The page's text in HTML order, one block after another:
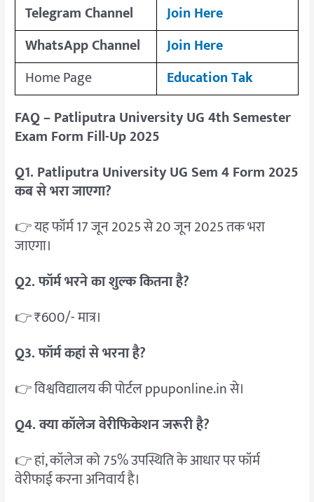
Telegram Channel
Join Here
WhatsApp Channel
Join Here
Home Page
Education Tak
FAQ – Patliputra University UG 4th Semester
Exam Form Fill-Up 2025
Q1. Patliputra University UG Sem 4 Form 2025
कब से भरा जाएगा?
👉 यह फॉर्म 17 जून 2025 से 20 जून 2025 तक भरा
जाएगा।
Q2. फॉर्म भरने का शुल्क कितना है?
👉 ₹600/- मात्र।
Q3. फॉर्म कहां से भरना है?
👉 विश्वविद्यालय की पोर्टल ppuponline.in से।
Q4. क्या कॉलेज वेरीफिकेशन जरूरी है?
👉 हां, कॉलेज को 75% उपस्थिति के आधार पर फॉर्म
वेरीफाई करना अनिवार्य है।